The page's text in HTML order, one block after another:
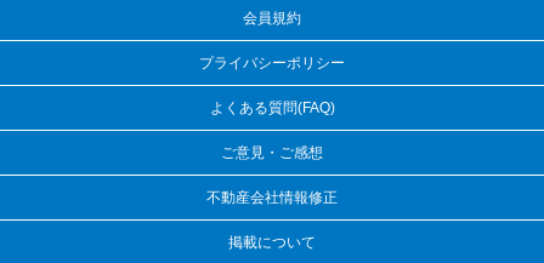
会員規約
プライバシーポリシー
よくある質問(FAQ)
ご意見・ご感想
不動産会社情報修正
掲載について